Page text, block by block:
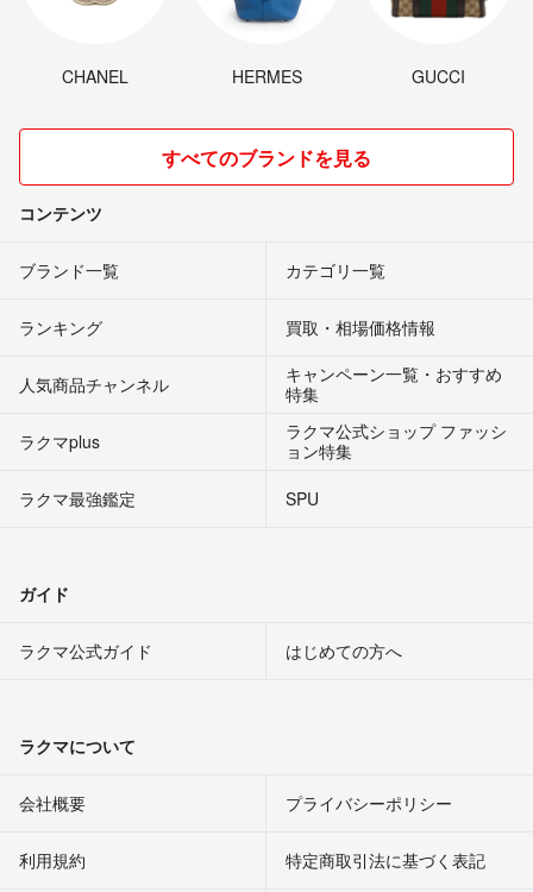
CHANEL HERMES GUCCI
すべてのブランドを見る
コンテンツ
ブランド一覧 カテゴリ一覧
ランキング 買取・相場価格情報
人気商品チャンネル
キャンペーン一覧・おすすめ
特集
ラクマplus
ラクマ公式ショップ ファッシ
ョン特集
ラクマ最強鑑定
SPU
ガイド
ラクマ公式ガイド はじめての方へ
ラクマについて
会社概要 プライバシーポリシー
利用規約 特定商取引法に基づく表記